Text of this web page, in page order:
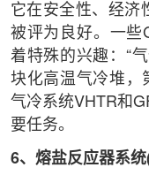
它在安全性、经济
被评为良好。一些
着特殊的兴趣：“
块化高温气冷堆，
气冷系统VHTR和
要任务。
6、熔盐反应器系